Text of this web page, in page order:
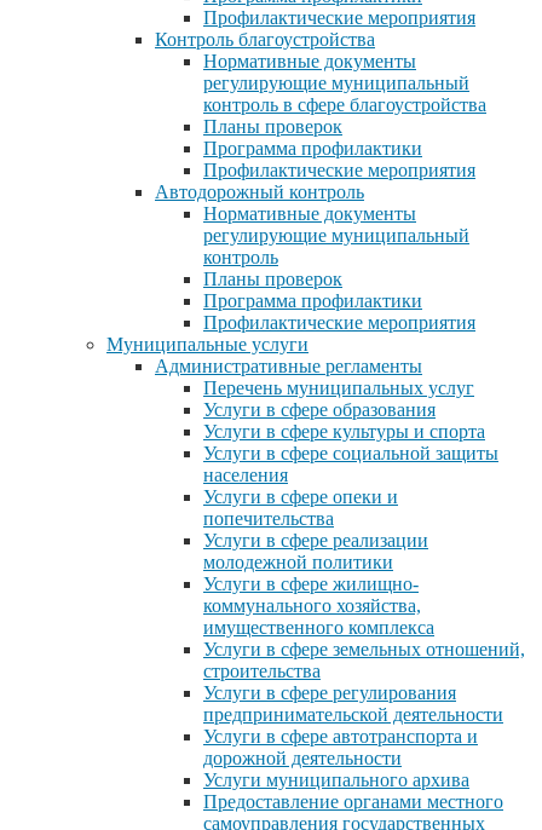
Профилактические мероприятия
Контроль благоустройства
Нормативные документы
регулирующие муниципальный
контроль в сфере благоустройства
Планы проверок
Программа профилактики
Профилактические мероприятия
Автодорожный контроль
Нормативные документы
регулирующие муниципальный
контроль
Планы проверок
Программа профилактики
Профилактические мероприятия
Муниципальные услуги
Административные регламенты
Перечень муниципальных услуг
Услуги в сфере образования
Услуги в сфере культуры и спорта
Услуги в сфере социальной защиты
населения
Услуги в сфере опеки и
попечительства
Услуги в сфере реализации
молодежной политики
Услуги в сфере жилищно-
коммунального хозяйства,
имущественного комплекса
Услуги в сфере земельных отношений,
строительства
Услуги в сфере регулирования
предпринимательской деятельности
Услуги в сфере автотранспорта и
дорожной деятельности
Услуги муниципального архива
Предоставление органами местного
самоуправления государственных